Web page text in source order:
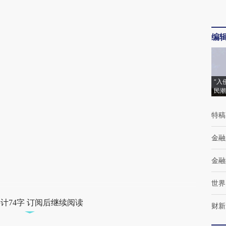
74字 订阅后继续阅读
编
“入
民
特稿
金融
金
世界
财